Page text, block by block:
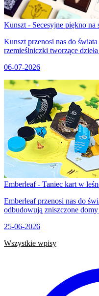
Kunszt - Secesyjne piękno na
Kunszt przenosi nas do
rzemieślniczki tworzące
06-07-2026
Emberleaf - Taniec kart w
Emberleaf przenosi nas do
odbudowują zniszczone
25-06-2026
Wszystkie wpisy